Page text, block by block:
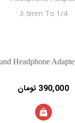
390,000 تومان